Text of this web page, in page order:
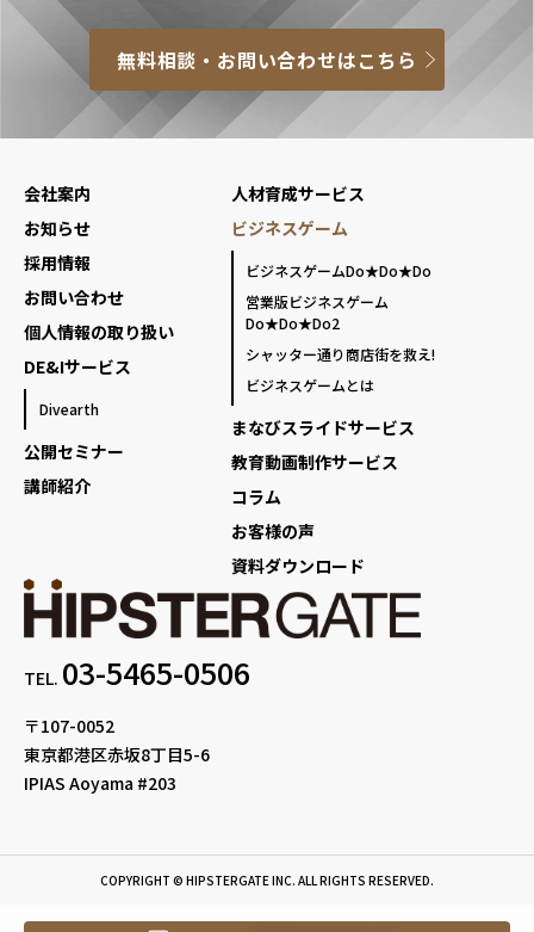
無料相談・お問い合わせはこちら
TEL. 03-5465-0506
〒107-0052
東京都港区赤坂8丁目5-6
IPIAS Aoyama #203
会社案内
お知らせ
採用情報
お問い合わせ
個人情報の取り扱い
DE&Iサービス
Divearth
公開セミナー
講師紹介
人材育成サービス
ビジネスゲーム
ビジネスゲームDo★Do★Do
営業版ビジネスゲーム
Do★Do★Do2
シャッター通り商店街を救え!
ビジネスゲームとは
まなびスライドサービス
教育動画制作サービス
コラム
お客様の声
資料ダウンロード
COPYRIGHT © HIPSTERGATE INC. ALL RIGHTS RESERVED.